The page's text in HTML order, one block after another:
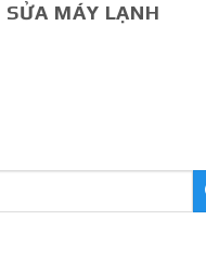
SỬA MÁY LẠNH